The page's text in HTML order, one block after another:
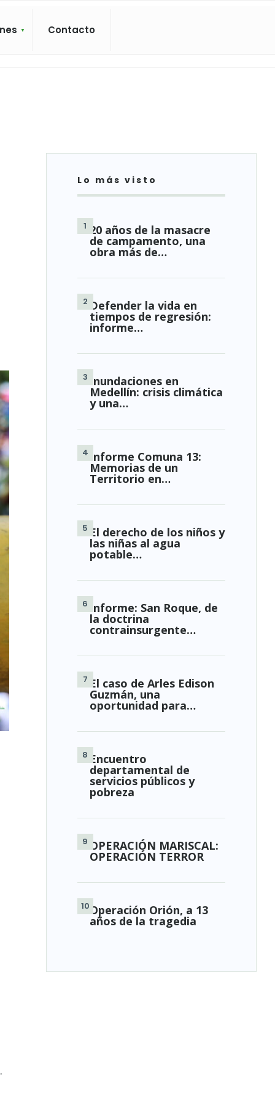
Contacto
Lo más visto
20 años de la masacre
de campamento, una
obra más de…
Defender la vida en
tiempos de regresión:
informe…
Inundaciones en
Medellín: crisis climática
y una…
Informe Comuna 13:
Memorias de un
Territorio en…
El derecho de los niños y
las niñas al agua
potable…
Informe: San Roque, de
la doctrina
contrainsurgente…
El caso de Arles Edison
Guzmán, una
oportunidad para…
Encuentro
departamental de
servicios públicos y
pobreza
OPERACIÓN MARISCAL:
OPERACIÓN TERROR
Operación Orión, a 13
años de la tragedia